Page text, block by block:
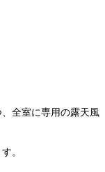
全室に専用の露天風
。